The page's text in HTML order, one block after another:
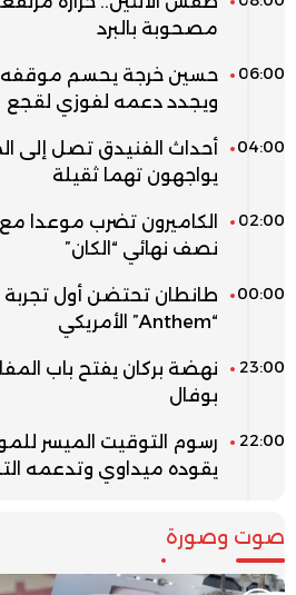
مصحوبة بالبرد
06:00
حسين خرجة يحسم موقفه
ويجدد دعمه لفوزي لقجع
04:00
يواجهون تهما ثقيلة
02:00
الكاميرون تضرب موعدا
نصف نهائي “الكان”
00:00
طانطان تحتضن أول تجربة
“Anthem” الأمريكي
23:00
نهضة بركان يفتح باب
بوفال
22:00
رسوم التوقيت الميسر
يقوده ميداوي وتدعمه
صوت وصورة